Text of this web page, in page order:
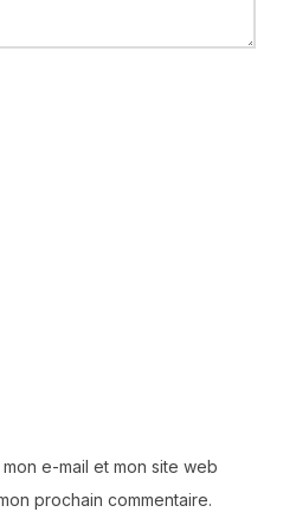
e-mail et mon site web
prochain commentaire.